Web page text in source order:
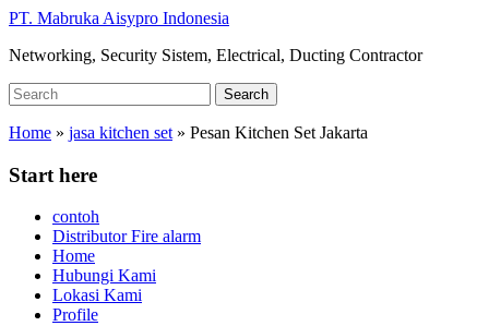
Skip
main
PT. Mabruka Aisypro Indonesia
Networking, Security Sistem, Electrical, Ducting Contractor
Search
for:
Search
Home » jasa kitchen set » Pesan Kitchen Set Jakarta
Start here
contoh
Distributor Fire alarm
Home
Hubungi Kami
Lokasi Kami
Profile